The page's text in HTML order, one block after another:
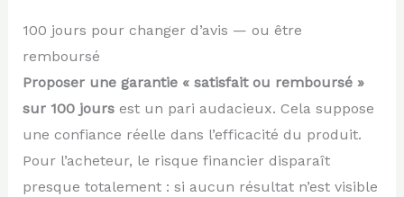
100 jours pour changer d’avis — ou être
remboursé
Proposer une garantie « satisfait ou remboursé »
sur 100 joursest un pari audacieux. Cela suppose
une confiance réelle dans l’efficacité du produit.
Pour l’acheteur, le risque financier disparaît
presque totalement : si aucun résultat n’est visible